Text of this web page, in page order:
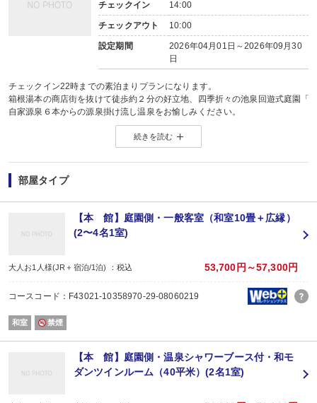
チェックイン 14:00
チェックアウト 10:00
設定期間
2026年04月01日～2026年09月30
日
チェックイン22時までの素泊まりプランになります。
箱根湯本の商店街を抜けて徒歩約２分の好立地、四季折々の池泉回遊式庭園「
自家源泉６本からの源泉掛け流し温泉をお愉しみください。
※このプランは食事はついておりません。
■温泉
当館自慢の「源泉かけ流し１００％天然温泉」
６本もの豊富な自家源泉を所有し、毎分７２０リットルという、箱根屈指の温
自家源泉６本の１００％掛け流しの露天風呂・大浴場をお楽しみください。
入浴時間１４時～９時
※男性露天風呂は２２時～６時迄クローズ
※男性用の大浴場と露天風呂は離れた位置にある為、衣服を着てのご移動とな
■山月園
雄大な自然と歴史の浪漫が織り成す至福の時間をお愉しみ頂けます。
庭園様式「池泉回遊式庭園」
入場時間６時頃～１７時頃迄
ご宿泊のお客様は入場無料
このプランはチェックインされる前に「お布団」を先にお敷きさせて頂いてお
続きを読む
部屋タイプ
【本 館】庭園側・一般客室（和室10畳＋広縁）
(2〜4名1室)
大人お1人様(JR＋宿泊/1泊) ：税込 53,700円～57,300円
コースコード：F43021-10358970-29-08060219
和室 禁煙
【本 館】庭園側・温泉シャワーブース付・和モ
ダンツインルーム（40平米）(2名1室)